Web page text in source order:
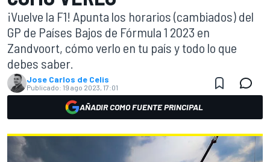
¡Vuelve la F1! Apunta los horarios (cambiados) del
GP de Países Bajos de Fórmula 1 2023 en
Zandvoort, cómo verlo en tu país y todo lo que
debes saber.
Jose Carlos de Celis
Publicado: 19 ago 2023, 17:01
AÑADIR COMO FUENTE PRINCIPAL